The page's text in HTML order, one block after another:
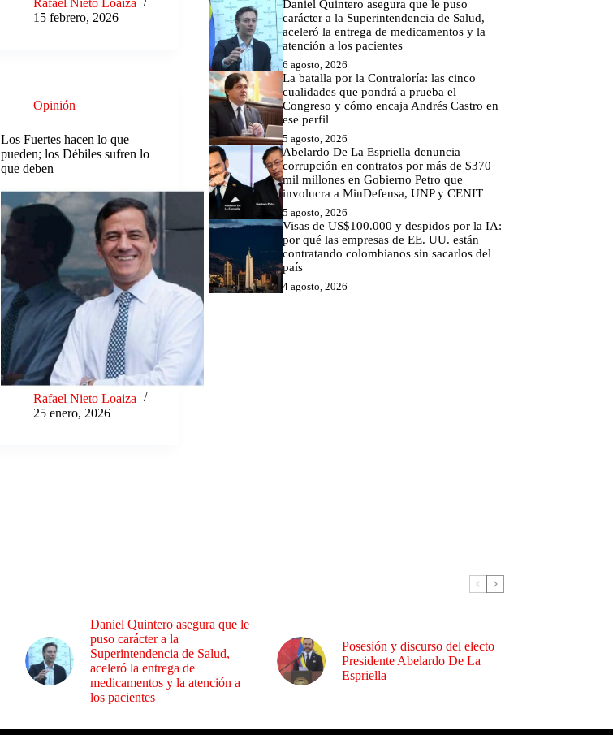
15 febrero, 2026
Opinión
Los Fuertes hacen lo que
pueden; los Débiles sufren lo
que deben
Rafael Nieto Loaiza
25 enero, 2026
Daniel Quintero asegura que le puso
carácter a la Superintendencia de Salud,
aceleró la entrega de medicamentos y la
atención a los pacientes
6 agosto, 2026
La batalla por la Contraloría: las cinco
cualidades que pondrá a prueba el
Congreso y cómo encaja Andrés Castro en
ese perfil
5 agosto, 2026
Abelardo De La Espriella denuncia
corrupción en contratos por más de $370
mil millones en Gobierno Petro que
involucra a MinDefensa, UNP y CENIT
5 agosto, 2026
Visas de US$100.000 y despidos por la IA:
por qué las empresas de EE. UU. están
contratando colombianos sin sacarlos del
país
4 agosto, 2026
Daniel Quintero asegura que le
puso carácter a la
Superintendencia de Salud,
aceleró la entrega de
medicamentos y la atención a
los pacientes
Posesión y discurso del electo
Presidente Abelardo De La
Espriella